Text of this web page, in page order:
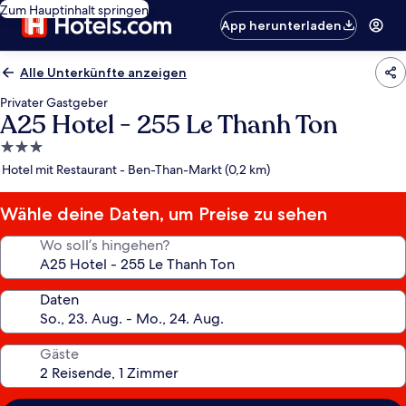
Zum Hauptinhalt springen
App herunterladen
Alle Unterkünfte anzeigen
Privater Gastgeber
A25 Hotel - 255 Le Thanh Ton
3.0-
Sterne-
Hotel mit Restaurant - Ben-Than-Markt (0,2 km)
Wähle deine Daten, um Preise zu sehen
Wo soll’s hingehen?
Daten
Gäste